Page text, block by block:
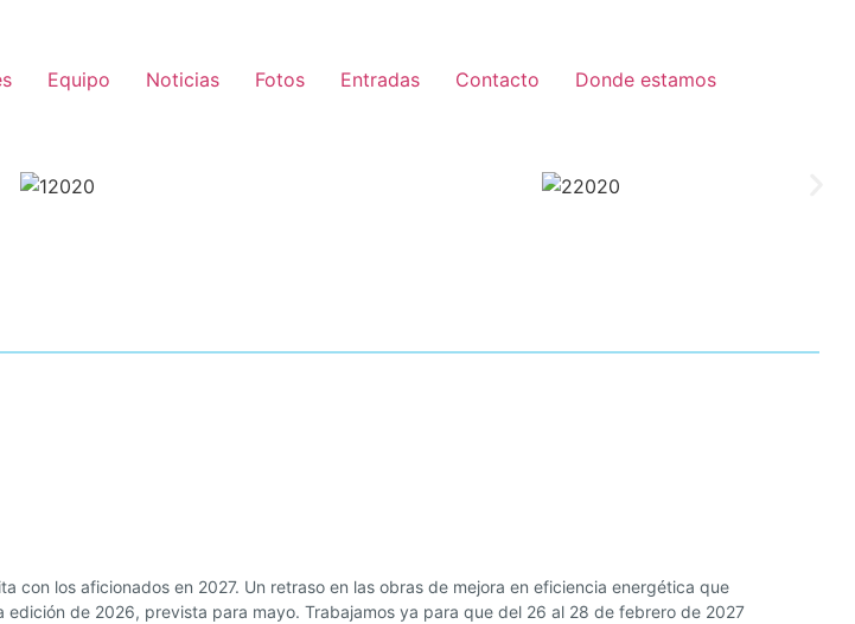
Equipo Noticias Fotos Entradas Contacto Donde estamos
con los aficionados en 2027. Un retraso en las obras de mejora en eficiencia energética que
de 2026, prevista para mayo. Trabajamos ya para que del 26 al 28 de febrero de 2027